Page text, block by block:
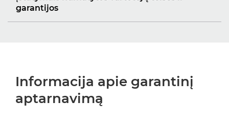
garantijos
Informacija apie garantinį
aptarnavimą